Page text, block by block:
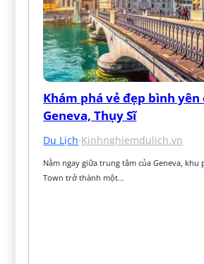
Khám phá vẻ đẹp bình yên
Geneva, Thụy Sĩ
Du Lịch·Kinhnghiemdulich.vn
Nằm ngay giữa trung tâm của Geneva, khu
Town trở thành một…